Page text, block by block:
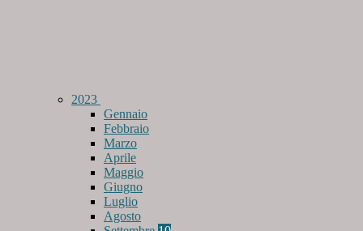
2023
Gennaio
Febbraio
Marzo
Aprile
Maggio
Giugno
Luglio
Agosto